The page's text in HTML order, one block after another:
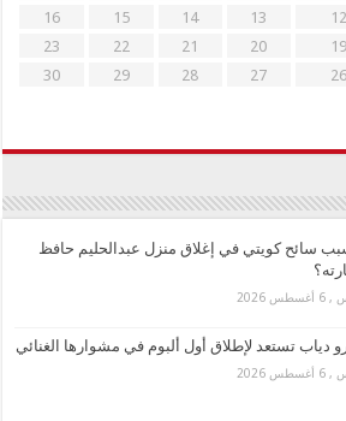
12
13
14
15
16
19
20
21
22
23
26
27
28
29
30
سائح كويتي في إغلاق منزل عبدالحليم حافظ
2026
دياب تستعد لإطلاق أول ألبوم في مشوارها الغنائي
2026